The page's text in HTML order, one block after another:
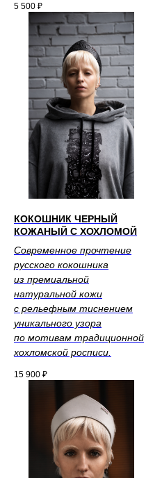
5 500 ₽
КОКОШНИК ЧЕРНЫЙ
КОЖАНЫЙ С ХОХЛОМОЙ
Современное прочтение
русского кокошника
из премиальной
натуральной кожи
с рельефным тиснением
уникального узора
по мотивам традиционной
хохломской росписи.
15 900 ₽